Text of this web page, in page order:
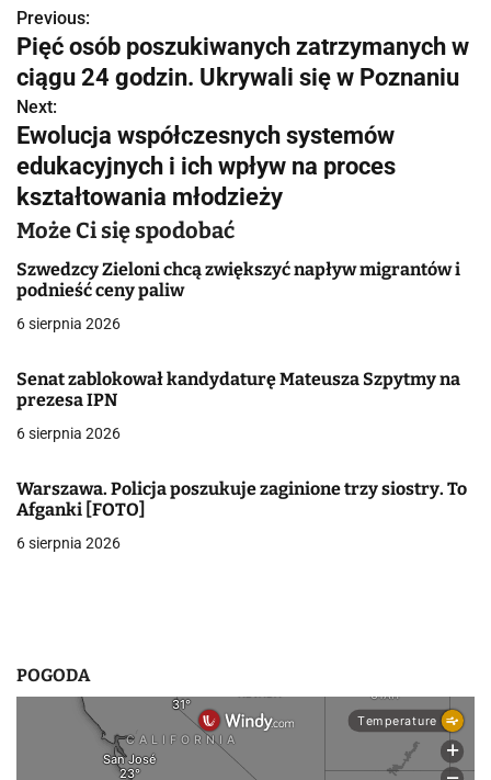
N
a
w
i
g
a
c
j
w
p
i
s
Previous:
Pięć osób poszukiwanych zatrzymanych w
ciągu 24 godzin. Ukrywali się w Poznaniu
Next:
Ewolucja współczesnych systemów
edukacyjnych i ich wpływ na proces
kształtowania młodzieży
Może Ci się spodobać
Szwedzcy Zieloni chcą zwiększyć napływ migrantów i
podnieść ceny paliw
6 sierpnia 2026
Senat zablokował kandydaturę Mateusza Szpytmy na
prezesa IPN
6 sierpnia 2026
Warszawa. Policja poszukuje zaginione trzy siostry. To
Afganki [FOTO]
6 sierpnia 2026
POGODA